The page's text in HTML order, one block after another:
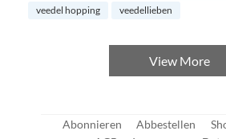
veedel hopping
veedellieben
View More
Abonnieren Abbestellen